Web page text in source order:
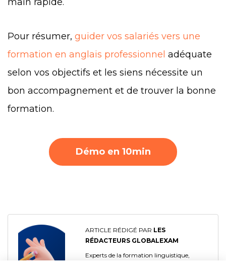
Pour résumer, guider vos salariés vers une
formation en anglais professionnel adéquate
selon vos objectifs et les siens nécessite un
bon accompagnement et de trouver la bonne
formation.
Démo en 10min
ARTICLE RÉDIGÉ PAR LES
RÉDACTEURS GLOBALEXAM
Experts de la formation linguistique,